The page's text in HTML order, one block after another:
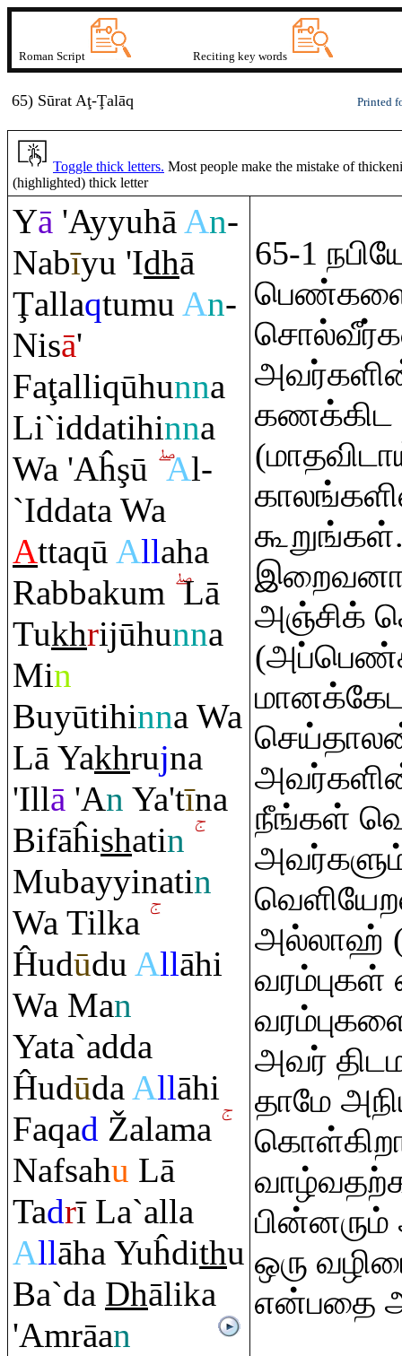
Roman Script Reciting key words
65) Sūrat Aţ-Ţalāq Printed
Toggle thick letters. Most people make the mistake of
(highlighted) thick letter
Yā 'AyyuhāAn-
Nabīyu 'Idhā
Ţallaqtumu An-
Nisā'
Faţalliqūhunna
Li`iddatihinna
Wa 'Aĥşū Al-
`Iddata Wa
Attaqū Allaha
Rabbakum Lā
Tukhrijūhunna
Min
Buyūtihinna Wa
Lā Yakhrujna
'Illā 'An Ya'tīna
Bifāĥishatin
Mubayyinatin
Wa Tilka
Ĥudūdu Allāhi
Wa Man
Yata`adda
ĤudūdaAllāhi
Faqad Žalama
Nafsahu Lā
Tadrī La`alla
Allāha Yuĥdithu
Ba`da Dhālika
'Amrāan
65-1
கணக்கிட
அஞ்சிக்
அவர்களின்
நீங்கள்
அல்லாஹ்
அவர்
தாமே
ஒரு
என்பதை